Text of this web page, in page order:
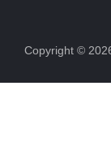
Copyright ©